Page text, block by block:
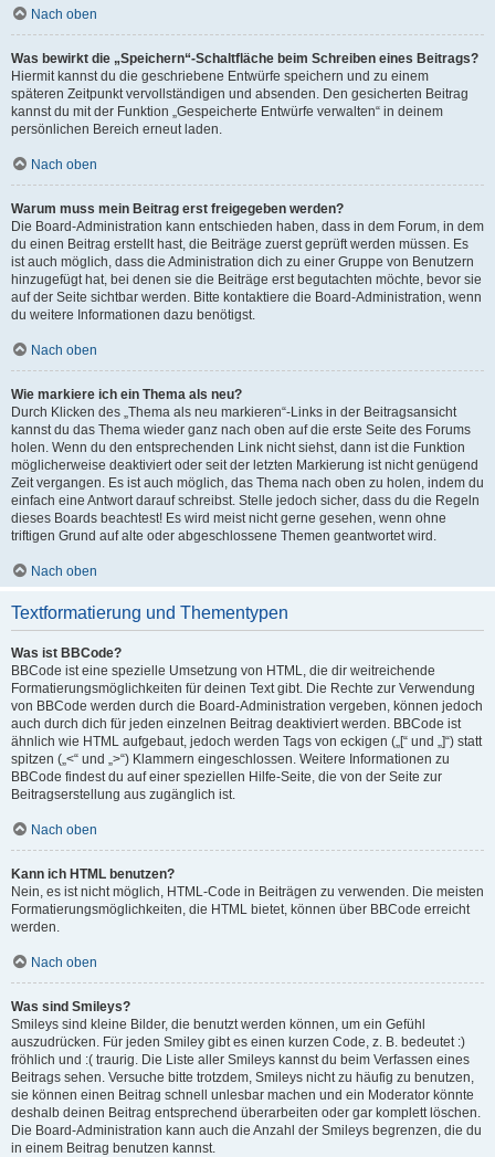
Nach oben
Was bewirkt die „Speichern“-Schaltfläche beim Schreiben eines Beitrags?
Hiermit kannst du die geschriebene Entwürfe speichern und zu einem
späteren Zeitpunkt vervollständigen und absenden. Den gesicherten Beitrag
kannst du mit der Funktion „Gespeicherte Entwürfe verwalten“ in deinem
persönlichen Bereich erneut laden.
Nach oben
Warum muss mein Beitrag erst freigegeben werden?
Die Board-Administration kann entschieden haben, dass in dem Forum, in dem
du einen Beitrag erstellt hast, die Beiträge zuerst geprüft werden müssen. Es
ist auch möglich, dass die Administration dich zu einer Gruppe von Benutzern
hinzugefügt hat, bei denen sie die Beiträge erst begutachten möchte, bevor sie
auf der Seite sichtbar werden. Bitte kontaktiere die Board-Administration, wenn
du weitere Informationen dazu benötigst.
Nach oben
Wie markiere ich ein Thema als neu?
Durch Klicken des „Thema als neu markieren“-Links in der Beitragsansicht
kannst du das Thema wieder ganz nach oben auf die erste Seite des Forums
holen. Wenn du den entsprechenden Link nicht siehst, dann ist die Funktion
möglicherweise deaktiviert oder seit der letzten Markierung ist nicht genügend
Zeit vergangen. Es ist auch möglich, das Thema nach oben zu holen, indem du
einfach eine Antwort darauf schreibst. Stelle jedoch sicher, dass du die Regeln
dieses Boards beachtest! Es wird meist nicht gerne gesehen, wenn ohne
triftigen Grund auf alte oder abgeschlossene Themen geantwortet wird.
Nach oben
Textformatierung und Thementypen
Was ist BBCode?
BBCode ist eine spezielle Umsetzung von HTML, die dir weitreichende
Formatierungsmöglichkeiten für deinen Text gibt. Die Rechte zur Verwendung
von BBCode werden durch die Board-Administration vergeben, können jedoch
auch durch dich für jeden einzelnen Beitrag deaktiviert werden. BBCode ist
ähnlich wie HTML aufgebaut, jedoch werden Tags von eckigen („[“ und „]“) statt
spitzen („<“ und „>“) Klammern eingeschlossen. Weitere Informationen zu
BBCode findest du auf einer speziellen Hilfe-Seite, die von der Seite zur
Beitragserstellung aus zugänglich ist.
Nach oben
Kann ich HTML benutzen?
Nein, es ist nicht möglich, HTML-Code in Beiträgen zu verwenden. Die meisten
Formatierungsmöglichkeiten, die HTML bietet, können über BBCode erreicht
werden.
Nach oben
Was sind Smileys?
Smileys sind kleine Bilder, die benutzt werden können, um ein Gefühl
auszudrücken. Für jeden Smiley gibt es einen kurzen Code, z. B. bedeutet :)
fröhlich und :( traurig. Die Liste aller Smileys kannst du beim Verfassen eines
Beitrags sehen. Versuche bitte trotzdem, Smileys nicht zu häufig zu benutzen,
sie können einen Beitrag schnell unlesbar machen und ein Moderator könnte
deshalb deinen Beitrag entsprechend überarbeiten oder gar komplett löschen.
Die Board-Administration kann auch die Anzahl der Smileys begrenzen, die du
in einem Beitrag benutzen kannst.